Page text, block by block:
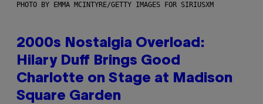
PHOTO BY EMMA MCINTYRE/GETTY IMAGES FOR SIRIUSXM
2000s Nostalgia Overload:
Hilary Duff Brings Good
Charlotte on Stage at Madison
Square Garden